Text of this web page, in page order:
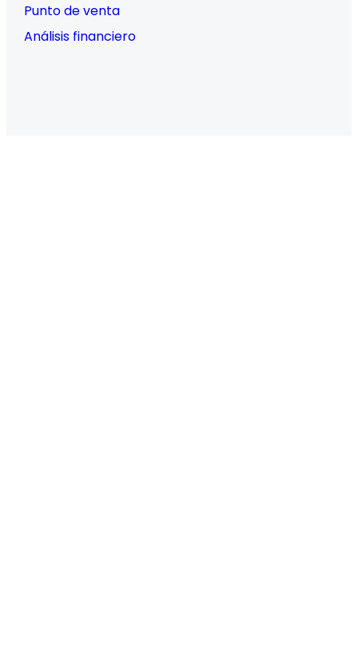
Punto de venta
Análisis financiero